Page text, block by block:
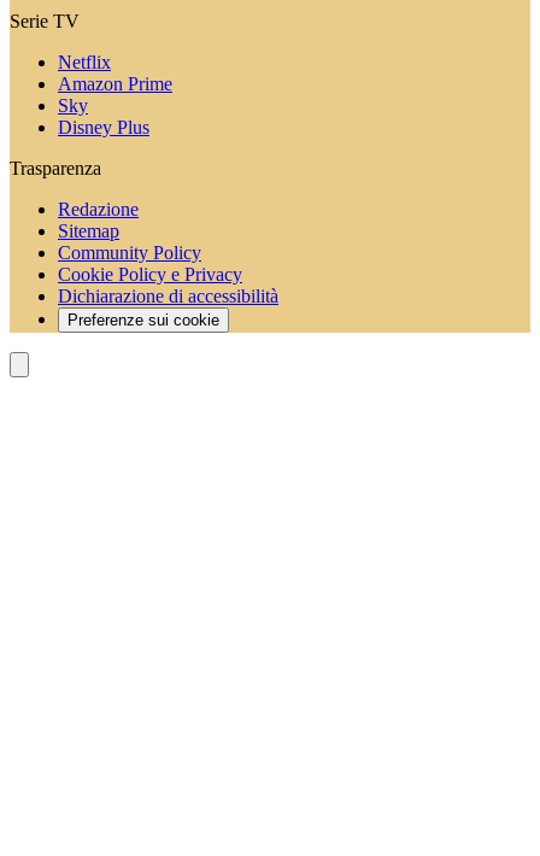
Serie TV
Netflix
Amazon Prime
Sky
Disney Plus
Trasparenza
Redazione
Sitemap
Community Policy
Cookie Policy e Privacy
Dichiarazione di accessibilità
Preferenze sui cookie